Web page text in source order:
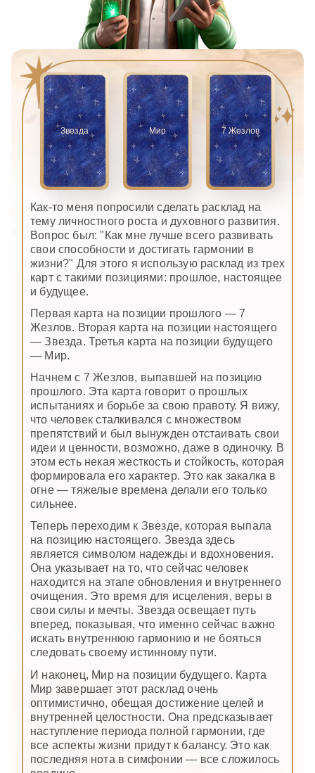
Звезда Мир 7 Жезлов
Как-то меня попросили сделать расклад на
тему личностного роста и духовного развития.
Вопрос был: "Как мне лучше всего развивать
свои способности и достигать гармонии в
жизни?" Для этого я использую расклад из трех
карт с такими позициями: прошлое, настоящее
и будущее.
Первая карта на позиции прошлого — 7
Жезлов. Вторая карта на позиции настоящего
— Звезда. Третья карта на позиции будущего
— Мир.
Начнем с 7 Жезлов, выпавшей на позицию
прошлого. Эта карта говорит о прошлых
испытаниях и борьбе за свою правоту. Я вижу,
что человек сталкивался с множеством
препятствий и был вынужден отстаивать свои
идеи и ценности, возможно, даже в одиночку. В
этом есть некая жесткость и стойкость, которая
формировала его характер. Это как закалка в
огне — тяжелые времена делали его только
сильнее.
Теперь переходим к Звезде, которая выпала
на позицию настоящего. Звезда здесь
является символом надежды и вдохновения.
Она указывает на то, что сейчас человек
находится на этапе обновления и внутреннего
очищения. Это время для исцеления, веры в
свои силы и мечты. Звезда освещает путь
вперед, показывая, что именно сейчас важно
искать внутреннюю гармонию и не бояться
следовать своему истинному пути.
И наконец, Мир на позиции будущего. Карта
Мир завершает этот расклад очень
оптимистично, обещая достижение целей и
внутренней целостности. Она предсказывает
наступление периода полной гармонии, где
все аспекты жизни придут к балансу. Это как
последняя нота в симфонии — все сложилось